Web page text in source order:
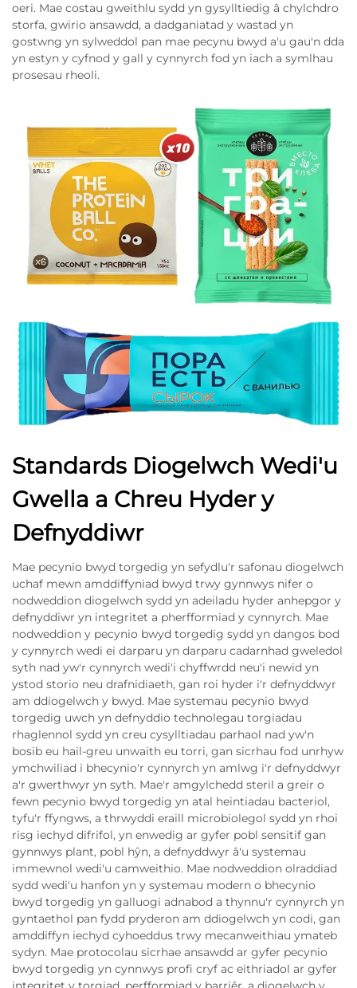
oeri. Mae costau gweithlu sydd yn gysylltiedig â chylchdro
storfa, gwirio ansawdd, a dadganiatad y wastad yn
gostwng yn sylweddol pan mae pecynu bwyd a'u gau'n dda
yn estyn y cyfnod y gall y cynnyrch fod yn iach a symlhau
prosesau rheoli.
Standards Diogelwch Wedi'u
Gwella a Chreu Hyder y
Defnyddiwr
Mae pecynio bwyd torgedig yn sefydlu'r safonau diogelwch
uchaf mewn amddiffyniad bwyd trwy gynnwys nifer o
nodweddion diogelwch sydd yn adeiladu hyder anhepgor y
defnyddiwr yn integritet a pherfformiad y cynnyrch. Mae
nodweddion y pecynio bwyd torgedig sydd yn dangos bod
y cynnyrch wedi ei darparu yn darparu cadarnhad gweledol
syth nad yw'r cynnyrch wedi'i chyffwrdd neu'i newid yn
ystod storio neu drafnidiaeth, gan roi hyder i'r defnyddwyr
am ddiogelwch y bwyd. Mae systemau pecynio bwyd
torgedig uwch yn defnyddio technolegau torgiadau
rhaglennol sydd yn creu cysylltiadau parhaol nad yw'n
bosib eu hail-greu unwaith eu torri, gan sicrhau fod unrhyw
ymchwiliad i bhecynio'r cynnyrch yn amlwg i'r defnyddwyr
a'r gwerthwyr yn syth. Mae'r amgylchedd steril a greir o
fewn pecynio bwyd torgedig yn atal heintiadau bacteriol,
tyfu'r ffyngws, a thrwyddi eraill microbiolegol sydd yn rhoi
risg iechyd difrifol, yn enwedig ar gyfer pobl sensitif gan
gynnwys plant, pobl hŷn, a defnyddwyr â'u systemau
immewnol wedi'u camweithio. Mae nodweddion olraddiad
sydd wedi'u hanfon yn y systemau modern o bhecynio
bwyd torgedig yn galluogi adnabod a thynnu'r cynnyrch yn
gyntaethol pan fydd pryderon am ddiogelwch yn codi, gan
amddiffyn iechyd cyhoeddus trwy mecanweithiau ymateb
sydyn. Mae protocolau sicrhae ansawdd ar gyfer pecynio
bwyd torgedig yn cynnwys profi cryf ac eithriadol ar gyfer